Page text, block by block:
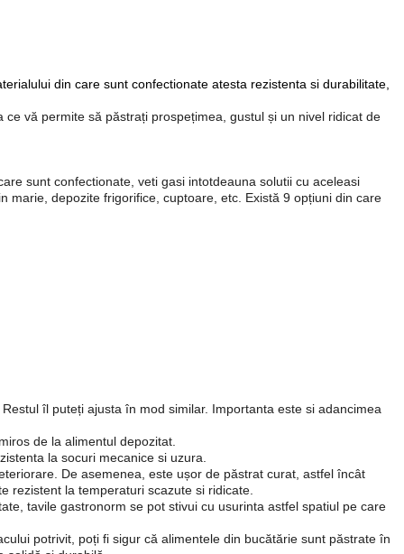
din care sunt confectionate atesta rezistenta si durabilitate,
vă permite să păstrați prospețimea, gustul și un nivel ridicat de
sunt confectionate, veti gasi intotdeauna solutii cu aceleasi
marie, depozite frigorifice, cuptoare, etc. Există 9 opțiuni din care
îl puteți ajusta în mod similar. Importanta este si adancimea
de la alimentul depozitat.
la socuri mecanice si uzura.
De asemenea, este ușor de păstrat curat, astfel încât
rezistent la temperaturi scazute si ridicate.
tavile gastronorm se pot stivui cu usurinta astfel spatiul pe care
potrivit, poți fi sigur că alimentele din bucătărie sunt păstrate în